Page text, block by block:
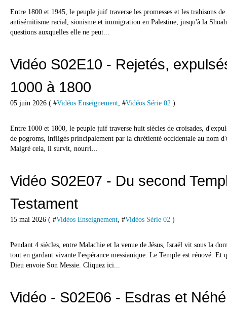
Entre 1800 et 1945, le peuple juif traverse les promesses et les trahisons
antisémitisme racial, sionisme et immigration en Palestine, jusqu'à la
questions auxquelles elle ne peut...
Vidéo S02E10 - Rejetés,
1000 à 1800
05 juin 2026 ( #Vidéos Enseignement, #Vidéos Série 02 )
Entre 1000 et 1800, le peuple juif traverse huit siècles de croisades,
de pogroms, infligés principalement par la chrétienté occidentale au nom
Malgré cela, il survit, nourri...
Vidéo S02E07 - Du second
Testament
15 mai 2026 ( #Vidéos Enseignement, #Vidéos Série 02 )
Pendant 4 siècles, entre Malachie et la venue de Jésus, Israël vit sous la
tout en gardant vivante l'espérance messianique. Le Temple est rénové. Et
Dieu envoie Son Messie. Cliquez ici...
Vidéo - S02E06 - Esdras et